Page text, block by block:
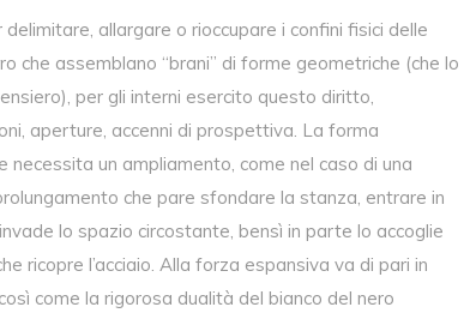
allargare o rioccupare i confini fisici delle
che assemblano “brani” di forme geometriche (che lo
per gli interni esercito questo diritto,
aperture, accenni di prospettiva. La forma
un ampliamento, come nel caso di una
che pare sfondare la stanza, entrare in
lo spazio circostante, bensì in parte lo accoglie
ricopre l’acciaio. Alla forza espansiva va di pari in
come la rigorosa dualità del bianco del nero